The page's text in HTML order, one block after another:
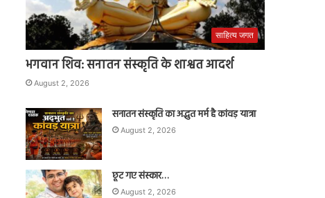
साहित्य जगत
भगवान शिव: सनातन संस्कृति के शाश्वत आदर्श
August 2, 2026
सनातन संस्कृति का अद्भुत मर्म है कांवड़ यात्रा
August 2, 2026
छूट गए संस्कार…
August 2, 2026